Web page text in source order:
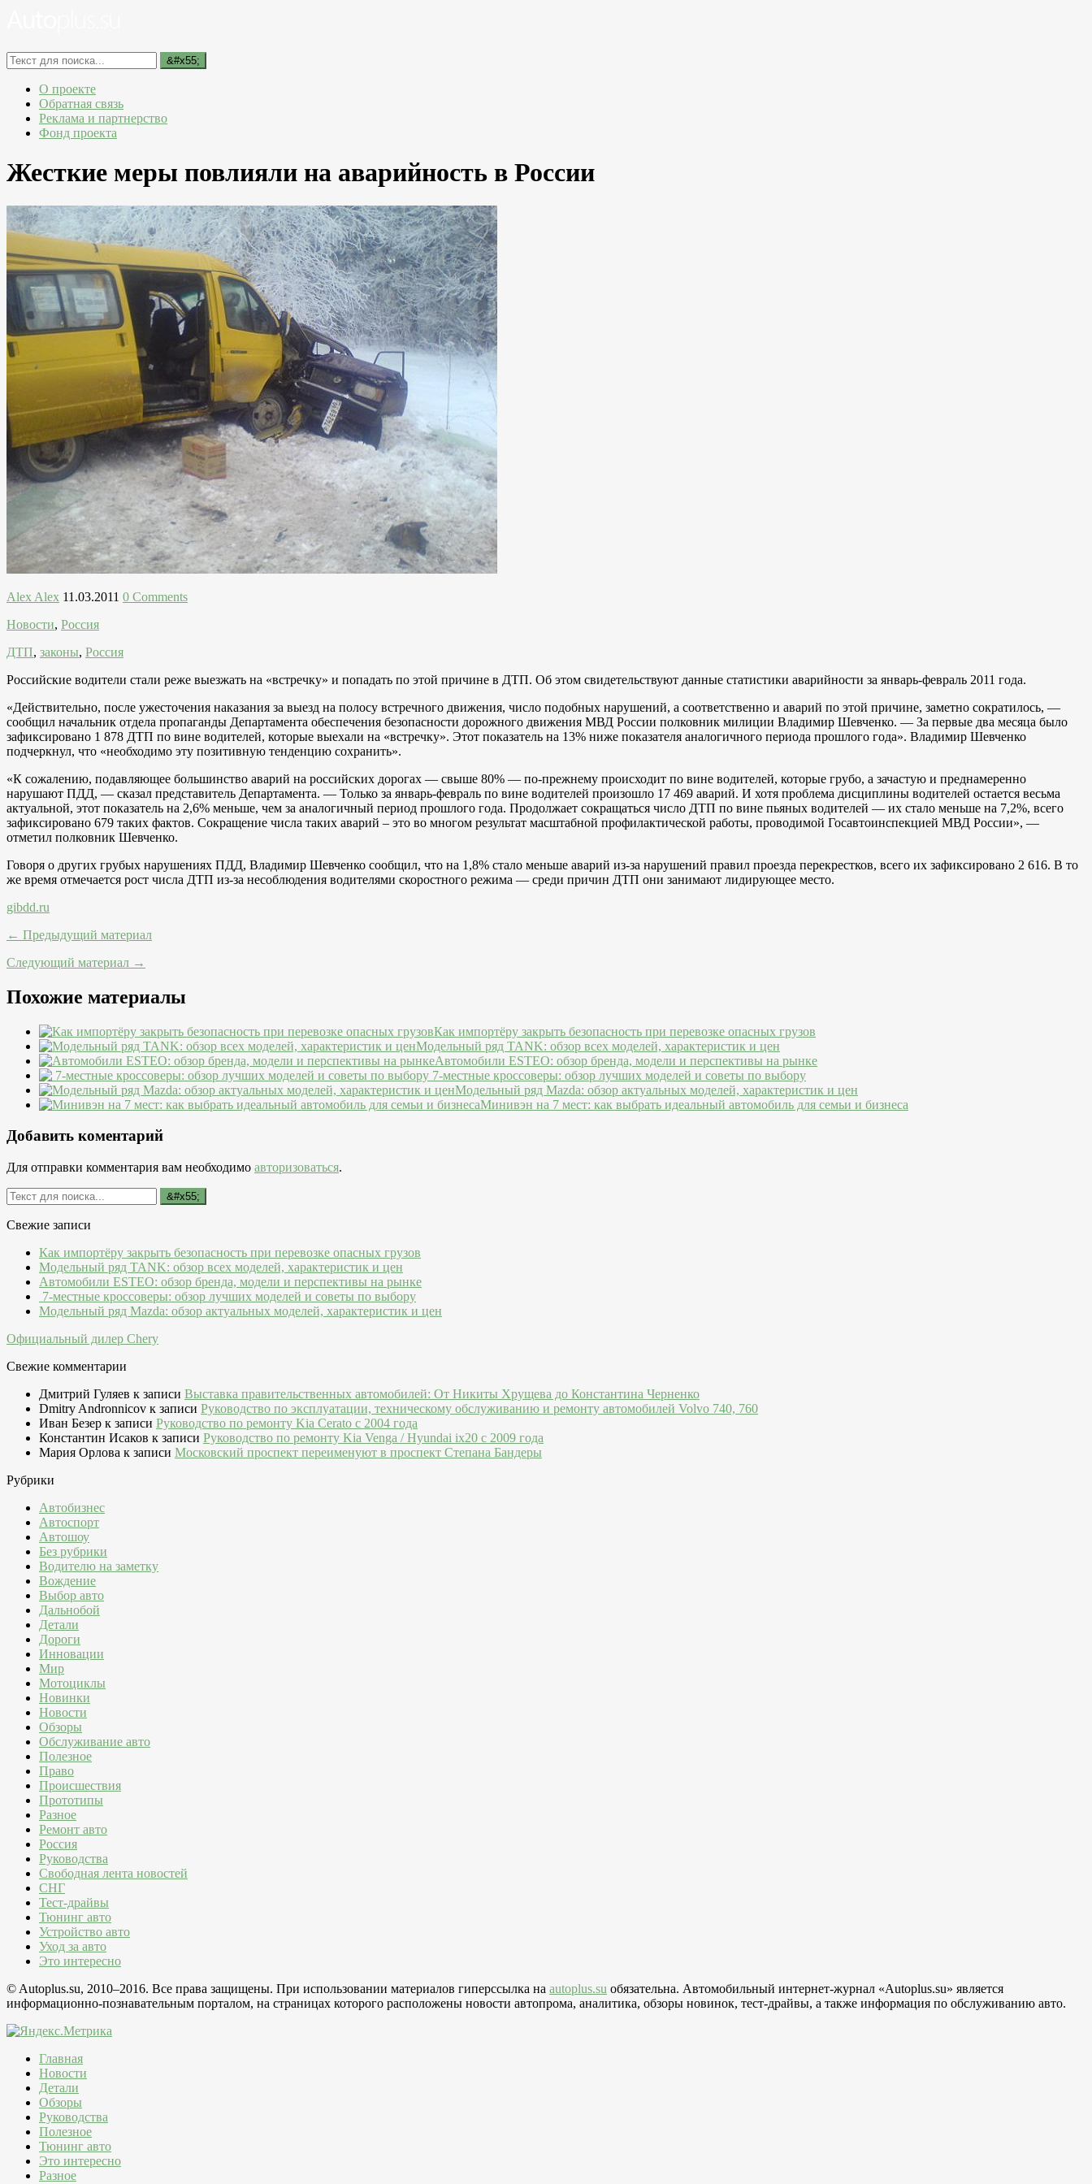
О проекте
Обратная связь
Реклама и партнерство
Фонд проекта
Жесткие меры повлияли на аварийность в России
Alex Alex 11.03.2011 0 Comments
Новости, Россия
ДТП, законы, Россия
Российские водители стали реже выезжать на «встречку» и попадать по этой причине в ДТП. Об этом свидетельствуют данные статистики аварийности за январь-февраль 2011 года.
«Действительно, после ужесточения наказания за выезд на полосу встречного движения, число подобных нарушений, а соответственно и аварий по этой причине, заметно сократилось, —
сообщил начальник отдела пропаганды Департамента обеспечения безопасности дорожного движения МВД России полковник милиции Владимир Шевченко. — За первые два месяца было
зафиксировано 1 878 ДТП по вине водителей, которые выехали на «встречку». Этот показатель на 13% ниже показателя аналогичного периода прошлого года». Владимир Шевченко
подчеркнул, что «необходимо эту позитивную тенденцию сохранить».
«К сожалению, подавляющее большинство аварий на российских дорогах — свыше 80% — по-прежнему происходит по вине водителей, которые грубо, а зачастую и преднамеренно
нарушают ПДД, — сказал представитель Департамента. — Только за январь-февраль по вине водителей произошло 17 469 аварий. И хотя проблема дисциплины водителей остается весьма
актуальной, этот показатель на 2,6% меньше, чем за аналогичный период прошлого года. Продолжает сокращаться число ДТП по вине пьяных водителей — их стало меньше на 7,2%, всего
зафиксировано 679 таких фактов. Сокращение числа таких аварий – это во многом результат масштабной профилактической работы, проводимой Госавтоинспекцией МВД России», —
отметил полковник Шевченко.
Говоря о других грубых нарушениях ПДД, Владимир Шевченко сообщил, что на 1,8% стало меньше аварий из-за нарушений правил проезда перекрестков, всего их зафиксировано 2 616. В то
же время отмечается рост числа ДТП из-за несоблюдения водителями скоростного режима — среди причин ДТП они занимают лидирующее место.
gibdd.ru
← Предыдущий материал
Следующий материал →
Похожие материалы
Как импортёру закрыть безопасность при перевозке опасных грузов
Модельный ряд TANK: обзор всех моделей, характеристик и цен
Автомобили ESTEO: обзор бренда, модели и перспективы на рынке
7-местные кроссоверы: обзор лучших моделей и советы по выбору
Модельный ряд Mazda: обзор актуальных моделей, характеристик и цен
Минивэн на 7 мест: как выбрать идеальный автомобиль для семьи и бизнеса
Добавить коментарий
Для отправки комментария вам необходимо авторизоваться.
Свежие записи
Как импортёру закрыть безопасность при перевозке опасных грузов
Модельный ряд TANK: обзор всех моделей, характеристик и цен
Автомобили ESTEO: обзор бренда, модели и перспективы на рынке
7-местные кроссоверы: обзор лучших моделей и советы по выбору
Модельный ряд Mazda: обзор актуальных моделей, характеристик и цен
Официальный дилер Chery
Свежие комментарии
Дмитрий Гуляев к записи Выставка правительственных автомобилей: От Никиты Хрущева до Константина Черненко
Dmitry Andronnicov к записи Руководство по эксплуатации, техническому обслуживанию и ремонту автомобилей Volvo 740, 760
Иван Безер к записи Руководство по ремонту Kia Cerato c 2004 года
Константин Исаков к записи Руководство по ремонту Kia Venga / Hyundai ix20 c 2009 года
Мария Орлова к записи Московский проспект переименуют в проспект Степана Бандеры
Рубрики
Автобизнес
Автоспорт
Автошоу
Без рубрики
Водителю на заметку
Вождение
Выбор авто
Дальнобой
Детали
Дороги
Инновации
Мир
Мотоциклы
Новинки
Новости
Обзоры
Обслуживание авто
Полезное
Право
Происшествия
Прототипы
Разное
Ремонт авто
Россия
Руководства
Свободная лента новостей
СНГ
Тест-драйвы
Тюнинг авто
Устройство авто
Уход за авто
Это интересно
© Autoplus.su, 2010–2016. Все права защищены. При использовании материалов гиперссылка на autoplus.su обязательна. Автомобильный интернет-журнал «Autoplus.su» является
информационно-познавательным порталом, на страницах которого расположены новости автопрома, аналитика, обзоры новинок, тест-драйвы, а также информация по обслуживанию авто.
Главная
Новости
Детали
Обзоры
Руководства
Полезное
Тюнинг авто
Это интересно
Разное